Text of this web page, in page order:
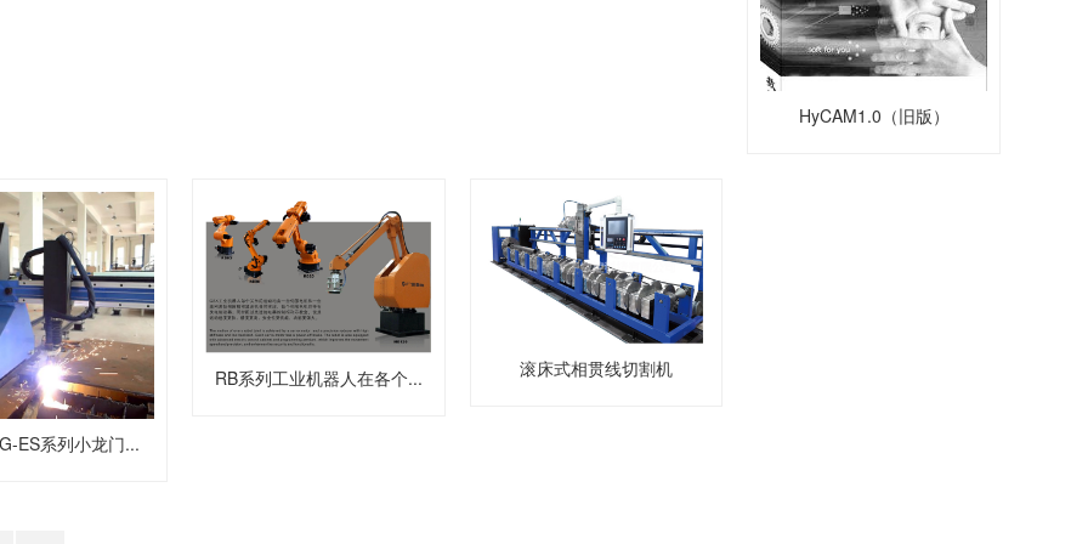
HyCAM1.0（旧版）
ES系列小龙门...
RB系列工业机器人在各个... 滚床式相贯线切割机